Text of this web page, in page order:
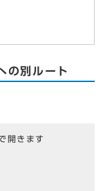
別ルート
開きます